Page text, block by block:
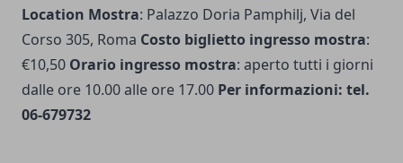
Location Mostra: Palazzo Doria Pamphilj, Via del
Corso 305, Roma Costo biglietto ingresso mostra:
€10,50 Orario ingresso mostra: aperto tutti i giorni
dalle ore 10.00 alle ore 17.00 Per informazioni: tel.
06-679732